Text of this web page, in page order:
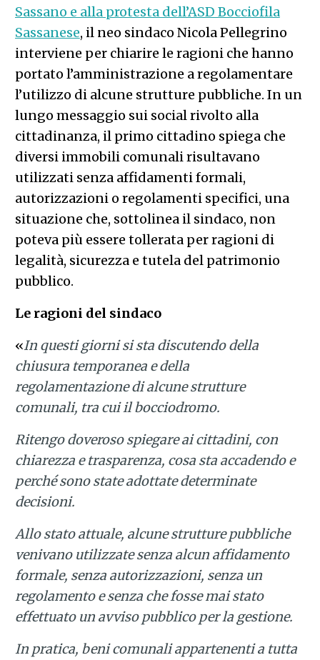
Sassano e alla protesta dell’ASD Bocciofila
Sassanese, il neo sindaco Nicola Pellegrino
interviene per chiarire le ragioni che hanno
portato l’amministrazione a regolamentare
l’utilizzo di alcune strutture pubbliche. In un
lungo messaggio sui social rivolto alla
cittadinanza, il primo cittadino spiega che
diversi immobili comunali risultavano
utilizzati senza affidamenti formali,
autorizzazioni o regolamenti specifici, una
situazione che, sottolinea il sindaco, non
poteva più essere tollerata per ragioni di
legalità, sicurezza e tutela del patrimonio
pubblico.
Le ragioni del sindaco
«In questi giorni si sta discutendo della
chiusura temporanea e della
regolamentazione di alcune strutture
comunali, tra cui il bocciodromo.
Ritengo doveroso spiegare ai cittadini, con
chiarezza e trasparenza, cosa sta accadendo e
perché sono state adottate determinate
decisioni.
Allo stato attuale, alcune strutture pubbliche
venivano utilizzate senza alcun affidamento
formale, senza autorizzazioni, senza un
regolamento e senza che fosse mai stato
effettuato un avviso pubblico per la gestione.
In pratica, beni comunali appartenenti a tutta